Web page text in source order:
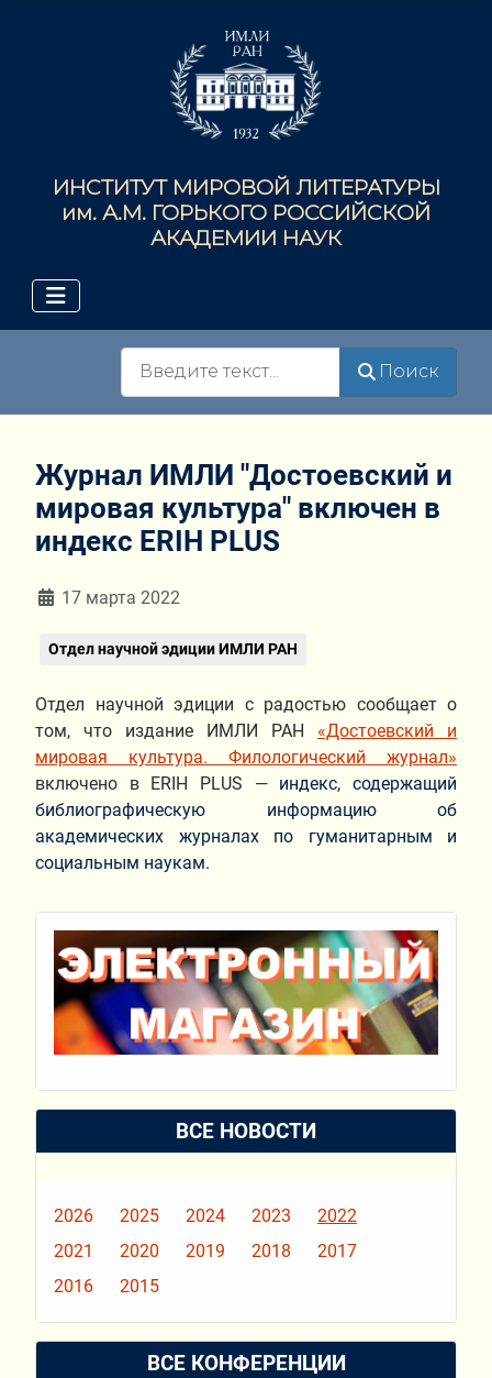
ИНСТИТУТ МИРОВОЙ ЛИТЕРАТУРЫ
им. А.М. ГОРЬКОГО РОССИЙСКОЙ
АКАДЕМИИ НАУК
Поиск
Журнал ИМЛИ "Достоевский и
мировая культура" включен в
индекс ERIH PLUS
Информация о материале
17 марта 2022
Отдел научной эдиции ИМЛИ РАН
Отдел научной эдиции с радостью сообщает о
том, что издание ИМЛИ РАН «Достоевский и
мировая культура. Филологический журнал»
включено в ERIH PLUS — индекс, содержащий
библиографическую информацию об
академических журналах по гуманитарным и
социальным наукам.
ВСЕ НОВОСТИ
2026 2025 2024 2023
2022
2021
2020 2019 2018
2017
2016
2015
ВСЕ КОНФЕРЕНЦИИ